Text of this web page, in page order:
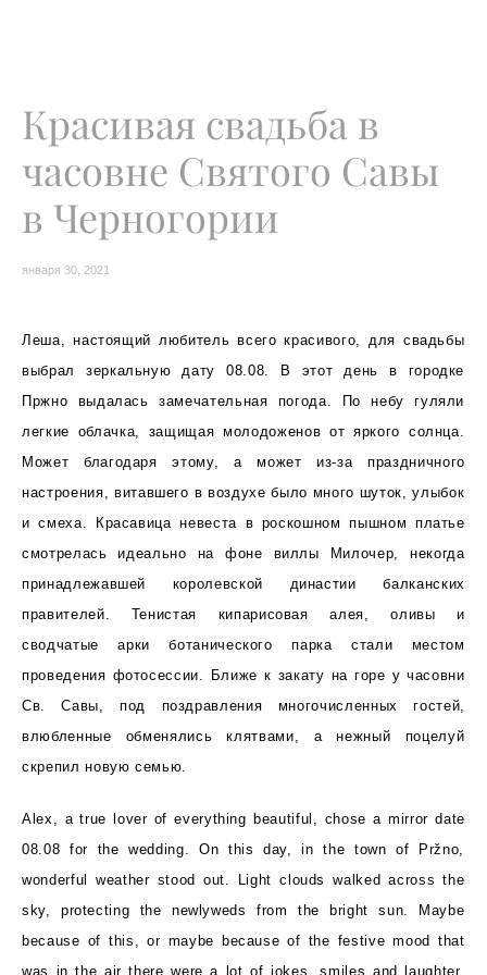
Красивая свадьба в
часовне Святого Савы
в Черногории
января 30, 2021
Леша, настоящий любитель всего красивого, для свадьбы
выбрал зеркальную дату 08.08. В этот день в городке
Пржно выдалась замечательная погода. По небу гуляли
легкие облачка, защищая молодоженов от яркого солнца.
Может благодаря этому, а может из-за праздничного
настроения, витавшего в воздухе было много шуток, улыбок
и смеха. Красавица невеста в роскошном пышном платье
смотрелась идеально на фоне виллы Милочер, некогда
принадлежавшей королевской династии балканских
правителей. Тенистая кипарисовая алея, оливы и
сводчатые арки ботанического парка стали местом
проведения фотосессии. Ближе к закату на горе у часовни
Св. Савы, под поздравления многочисленных гостей,
влюбленные обменялись клятвами, а нежный поцелуй
скрепил новую семью.
Alex, a true lover of everything beautiful, chose a mirror date
08.08 for the wedding. On this day, in the town of Pržno,
wonderful weather stood out. Light clouds walked across the
sky, protecting the newlyweds from the bright sun. Maybe
because of this, or maybe because of the festive mood that
was in the air there were a lot of jokes, smiles and laughter.